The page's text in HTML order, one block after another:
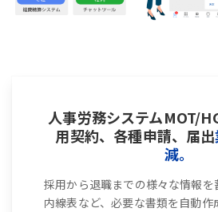
人事労務システムMOT/
用契約、各種申請、届出
減。
採用から退職までの様々な情報を
内線表など、必要な書類を自動作